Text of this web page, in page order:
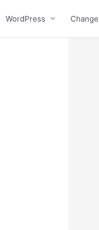
WordPress Change